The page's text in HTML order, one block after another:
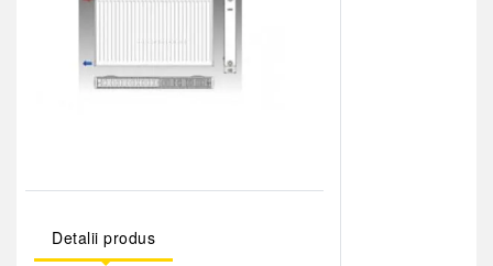
Detalii produs